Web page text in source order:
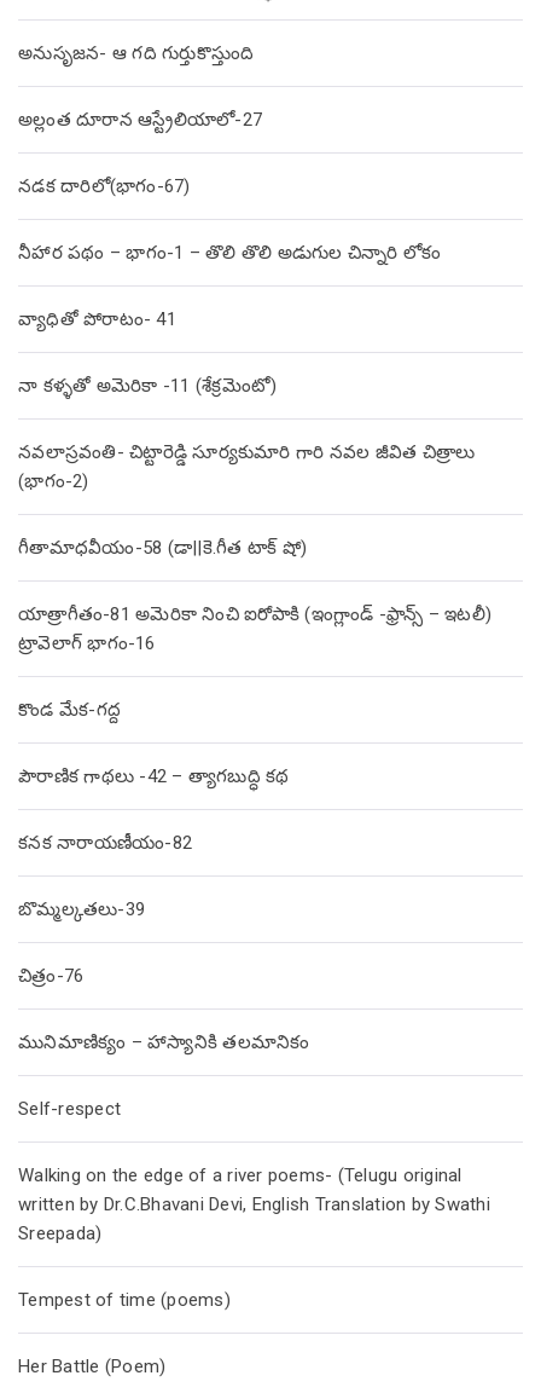
అనుసృజన- ఆ గది గుర్తుకొస్తుంది
అల్లంత దూరాన ఆస్ట్రేలియాలో-27
నడక దారిలో(భాగం-67)
నీహార పథం – భాగం-1 – తొలి తొలి అడుగుల చిన్నారి లోకం
వ్యాధితో పోరాటం- 41
నా కళ్ళతో అమెరికా -11 (శేక్రమెంటో)
నవలాస్రవంతి- చిట్టారెడ్డి సూర్యకుమారి గారి నవల జీవిత చిత్రాలు
(భాగం-2)
గీతామాధవీయం-58 (డా||కె.గీత టాక్ షో)
యాత్రాగీతం-81 అమెరికా నించి ఐరోపాకి (ఇంగ్లాండ్ -ఫ్రాన్స్ – ఇటలీ)
ట్రావెలాగ్ భాగం-16
కొండ మేక-గద్ద
పౌరాణిక గాథలు -42 – త్యాగబుద్ధి కథ
కనక నారాయణీయం-82
బొమ్మల్కతలు-39
చిత్రం-76
మునిమాణిక్యం – హాస్యానికి తలమానికం
Self-respect
Walking on the edge of a river poems- (Telugu original
written by Dr.C.Bhavani Devi, English Translation by Swathi
Sreepada)
Tempest of time (poems)
Her Battle (Poem)